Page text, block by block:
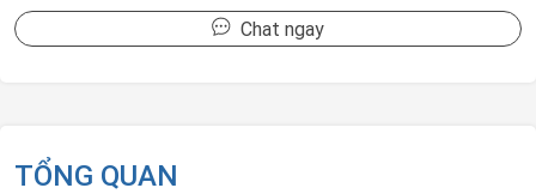
Chat ngay
TỔNG QUAN